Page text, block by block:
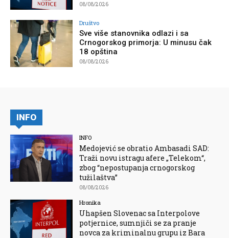
08/08/2026
Društvo
Sve više stanovnika odlazi i sa
Crnogorskog primorja: U minusu čak
18 opština
08/08/2026
INFO
INFO
Medojević se obratio Ambasadi SAD:
Traži novu istragu afere „Telekom“,
zbog “nepostupanja crnogorskog
tužilaštva”
08/08/2026
Hronika
Uhapšen Slovenac sa Interpolove
potjernice, sumnjiči se za pranje
novca za kriminalnu grupu iz Bara